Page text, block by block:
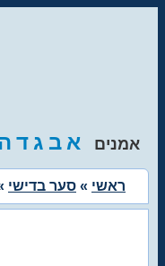
אמנים א ב ג ד
ראשי » סער בדישי